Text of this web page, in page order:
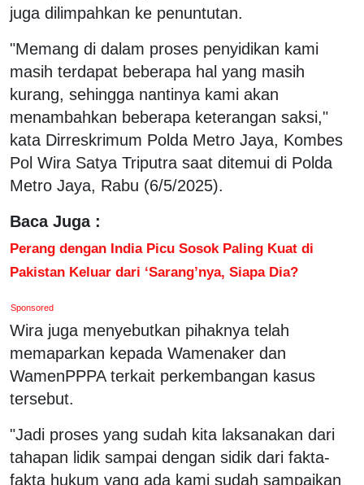
juga dilimpahkan ke penuntutan.
"Memang di dalam proses penyidikan kami
masih terdapat beberapa hal yang masih
kurang, sehingga nantinya kami akan
menambahkan beberapa keterangan saksi,"
kata Dirreskrimum Polda Metro Jaya, Kombes
Pol Wira Satya Triputra saat ditemui di Polda
Metro Jaya, Rabu (6/5/2025).
Baca Juga :
Perang dengan India Picu Sosok Paling Kuat di
Pakistan Keluar dari ‘Sarang’nya, Siapa Dia?
Sponsored
Wira juga menyebutkan pihaknya telah
memaparkan kepada Wamenaker dan
WamenPPPA terkait perkembangan kasus
tersebut.
"Jadi proses yang sudah kita laksanakan dari
tahapan lidik sampai dengan sidik dari fakta-
fakta hukum yang ada kami sudah sampaikan